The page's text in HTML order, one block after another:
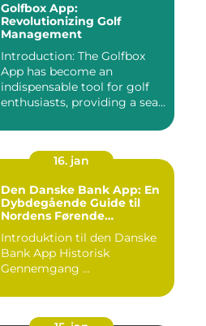
Golfbox App:
Revolutionizing Golf
Management
Introduction: The Golfbox
App has become an
indispensable tool for golf
enthusiasts, providing a sea...
16. jan
Den Danske Bank App: En
Dybdegående Guide til
Nordens Førende
Introduktion til den Danske
Bank App Historisk
Gennemgang ...